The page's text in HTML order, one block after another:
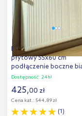
Purmo Compact
płytowy 55x60 cm
podłączenie boczne
C22 550x600
Dostępność: 24h!
425,00 zł
Cena kat.: 544,89 zł
(1)